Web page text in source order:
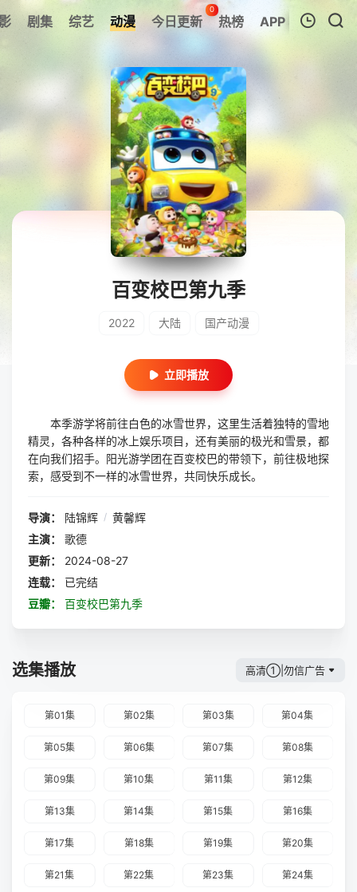
剧集 综艺 动漫 今日更新
0
热榜 APP
我的观影记录
暂无观看影片的记录
百变校巴第九季
2022 大陆 国产动漫
立即播放
本季游学将前往白色的冰雪世界，这里生活着独特的雪地
精灵，各种各样的冰上娱乐项目，还有美丽的极光和雪景，都
在向我们招手。阳光游学团在百变校巴的带领下，前往极地探
索，感受到不一样的冰雪世界，共同快乐成长。
导演： 陆锦辉 / 黄馨辉
主演：
歌德
更新：
2024-08-27
连载：
已完结
豆瓣：
百变校巴第九季
选集播放 高清①|勿信广告
第01集 第02集 第03集 第04集
第05集 第06集 第07集 第08集
第09集 第10集 第11集 第12集
第13集 第14集 第15集 第16集
第17集 第18集 第19集 第20集
第21集 第22集 第23集 第24集